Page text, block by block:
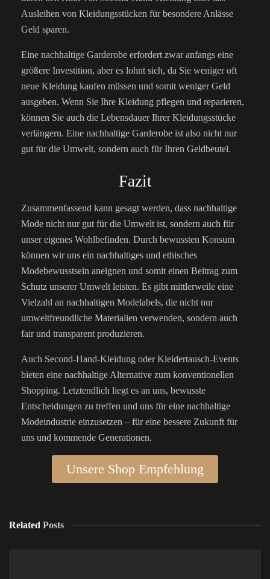
Ausleihen von Kleidungsstücken für besondere Anlässe
Geld sparen.
Eine nachhaltige Garderobe erfordert zwar anfangs eine
größere Investition, aber es lohnt sich, da Sie weniger oft
neue Kleidung kaufen müssen und somit weniger Geld
ausgeben. Wenn Sie Ihre Kleidung pflegen und reparieren,
können Sie auch die Lebensdauer Ihrer Kleidungsstücke
verlängern. Eine nachhaltige Garderobe ist also nicht nur
gut für die Umwelt, sondern auch für Ihren Geldbeutel.
Fazit
Zusammenfassend kann gesagt werden, dass nachhaltige
Mode nicht nur gut für die Umwelt ist, sondern auch für
unser eigenes Wohlbefinden. Durch bewussten Konsum
können wir uns ein nachhaltiges und ethisches
Modebewusstsein aneignen und somit einen Beitrag zum
Schutz unserer Umwelt leisten. Es gibt mittlerweile eine
Vielzahl an nachhaltigen Modelabels, die nicht nur
umweltfreundliche Materialien verwenden, sondern auch
fair und transparent produzieren.
Auch Second-Hand-Kleidung oder Kleidertausch-Events
bieten eine nachhaltige Alternative zum konventionellen
Shopping. Letztendlich liegt es an uns, bewusste
Entscheidungen zu treffen und uns für eine nachhaltige
Modeindustrie einzusetzen – für eine bessere Zukunft für
uns und kommende Generationen.
Unsere Shop Empfehlung
Related Posts